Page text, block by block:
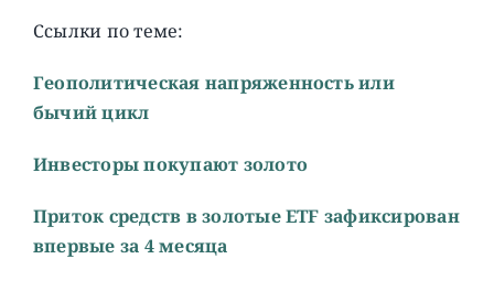
Ссылки по теме:
Геополитическая напряженность или
бычий цикл
Инвесторы покупают золото
Приток средств в золотые ETF зафиксирован
впервые за 4 месяца